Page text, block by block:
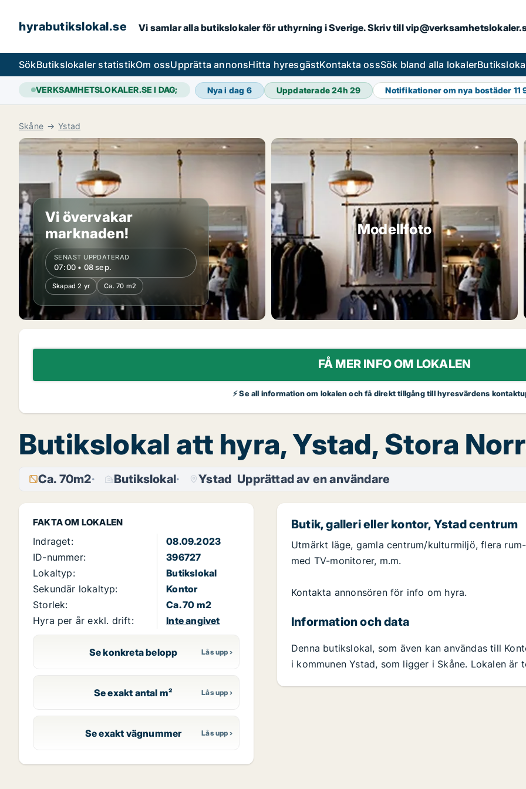
hyrabutikslokal.se Vi samlar alla butikslokaler för uthyrning i Sverige. Skriv till
SökButikslokaler statistikOm ossUpprätta annonsHitta hyresgästKontakta ossSök bland alla lokaler
VERKSAMHETSLOKALER.SE I DAG; Nya i dag 6 Uppdaterade 24h29 Notifikationer om nya bostäder 11
Skåne Ystad
Vi övervakar
marknaden!
SENAST UPPDATERAD
07:00 • 08 sep.
Skapad 2 yr Ca. 70 m2
Modellfoto
FÅ MER INFO OM LOKALEN
⚡ Se all information om lokalen och få direkt tillgång till hyresvärdens
Butikslokal att hyra, Ystad, Stora
Ca. 70m2 Butikslokal Ystad Upprättad av en användare
FAKTA OM LOKALEN
Indraget:
08.09.2023
ID-nummer:
396727
Lokaltyp:
Butikslokal
Sekundär lokaltyp:
Kontor
Storlek:
Ca. 70 m2
Hyra per år exkl. drift:
Inte angivet
Se konkreta belopp
Se exakt antal m²
Se exakt vägnummer
Butik, galleri eller kontor, Ystad centrum
Utmärkt läge, gamla centrum/kulturmiljö, flera
med TV-monitorer, m.m.
Kontakta annonsören för info om hyra.
Information och data
Denna butikslokal, som även kan användas till
i kommunen Ystad, som ligger i Skåne. Lokalen är